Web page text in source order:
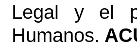
Legal y el
Humanos.